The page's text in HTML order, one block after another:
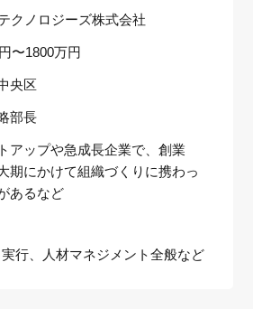
クノロジーズ株式会社
〜1800万円
央区
部長
アップや急成長企業で、創業
期にかけて組織づくりに携わっ
あるなど
行、人材マネジメント全般など